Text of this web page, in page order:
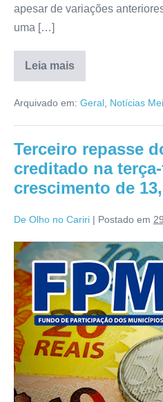
apesar de variações
uma […]
Leia mais
Arquivado em: Geral Notícias
Terceiro repasse
creditado na
crescimento de
De Olho no Cariri | Postado em